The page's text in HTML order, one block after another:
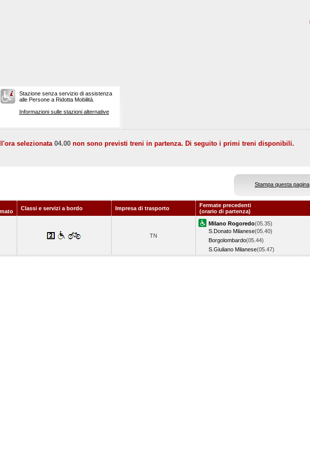
Stazione senza servizio di assistenza
alle Persone a Ridotta Mobilità.
Informazioni sulle stazioni alternative
selezionata04.00 non sono previsti treni in partenza. Di seguito i primi treni disponibili.
Stampa questa pagina
Classi e servizi a bordo Impresa di trasporto
Fermate precedenti
(orario di partenza)
TN
Milano Rogoredo(05.35)
S.Donato Milanese(05.40)
Borgolombardo(05.44)
S.Giuliano Milanese(05.47)